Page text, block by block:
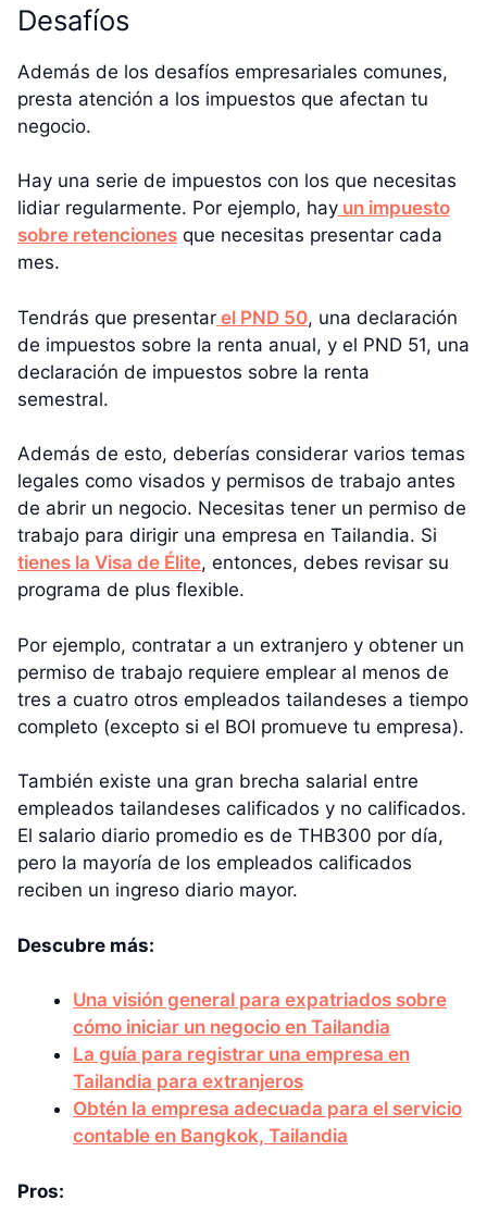
Desafíos
Además de los desafíos empresariales comunes,
presta atención a los impuestos que afectan tu
negocio.
Hay una serie de impuestos con los que necesitas
lidiar regularmente. Por ejemplo, hay un impuesto
sobre retenciones que necesitas presentar cada
mes.
Tendrás que presentar el PND 50, una declaración
de impuestos sobre la renta anual, y el PND 51, una
declaración de impuestos sobre la renta
semestral.
Además de esto, deberías considerar varios temas
legales como visados y permisos de trabajo antes
de abrir un negocio. Necesitas tener un permiso de
trabajo para dirigir una empresa en Tailandia. Si
tienes la Visa de Élite, entonces, debes revisar su
programa de plus flexible.
Por ejemplo, contratar a un extranjero y obtener un
permiso de trabajo requiere emplear al menos de
tres a cuatro otros empleados tailandeses a tiempo
completo (excepto si el BOI promueve tu empresa).
También existe una gran brecha salarial entre
empleados tailandeses calificados y no calificados.
El salario diario promedio es de THB300 por día,
pero la mayoría de los empleados calificados
reciben un ingreso diario mayor.
Descubre más:
Una visión general para expatriados sobre
cómo iniciar un negocio en Tailandia
La guía para registrar una empresa en
Tailandia para extranjeros
Obtén la empresa adecuada para el servicio
contable en Bangkok, Tailandia
Pros: